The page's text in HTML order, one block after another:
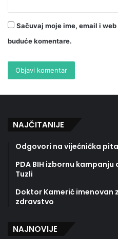
Sačuvaj moje ime, email i
buduće komentare.
NAJČITANIJE
Odgovori na vijećnička
PDA BIH izbornu
Tuzli
Doktor Kamerić imenovan
zdravstvo
NAJNOVIJE